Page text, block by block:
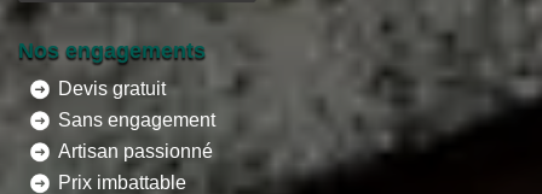
Nos engagements
Devis gratuit
Sans engagement
Artisan passionné
Prix imbattable